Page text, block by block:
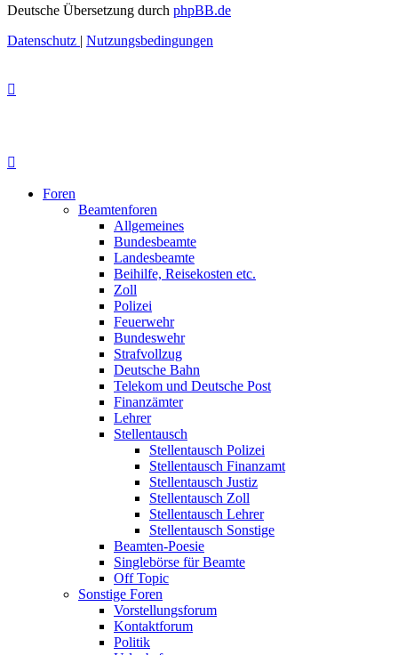
Deutsche Übersetzung durch phpBB.de
Datenschutz | Nutzungsbedingungen
Foren
Beamtenforen
Allgemeines
Bundesbeamte
Landesbeamte
Beihilfe, Reisekosten etc.
Zoll
Polizei
Feuerwehr
Bundeswehr
Strafvollzug
Deutsche Bahn
Telekom und Deutsche Post
Finanzämter
Lehrer
Stellentausch
Stellentausch Polizei
Stellentausch Finanzamt
Stellentausch Justiz
Stellentausch Zoll
Stellentausch Lehrer
Stellentausch Sonstige
Beamten-Poesie
Singlebörse für Beamte
Off Topic
Sonstige Foren
Vorstellungsforum
Kontaktforum
Politik